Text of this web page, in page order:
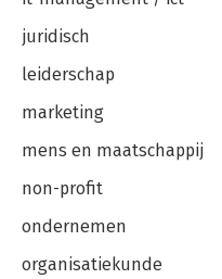
juridisch
leiderschap
marketing
mens en maatschappij
non-profit
ondernemen
organisatiekunde